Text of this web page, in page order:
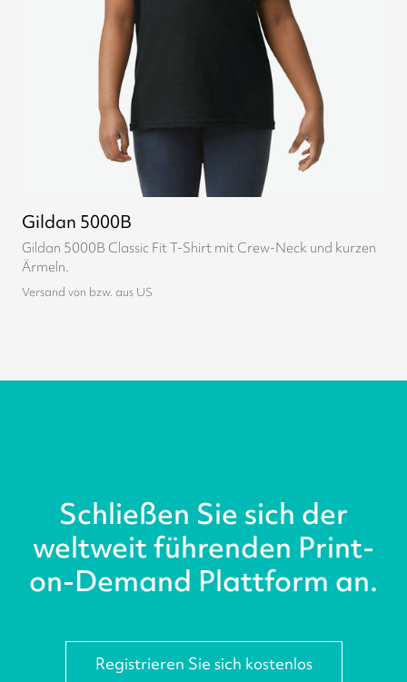
Gildan 5000B
Gildan 5000B Classic Fit T-Shirt mit Crew-Neck und kurzen
Ärmeln.
Versand von bzw. aus US
Schließen Sie sich der
weltweit führenden Print-
on-Demand Plattform an.
Registrieren Sie sich kostenlos